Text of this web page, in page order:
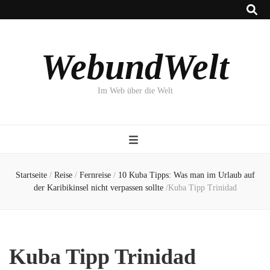
WebundWelt
Im Web über die Welt
Startseite / Reise / Fernreise / 10 Kuba Tipps: Was man im Urlaub auf
der Karibikinsel nicht verpassen sollte /Kuba Tipp Trinidad
Kuba Tipp Trinidad